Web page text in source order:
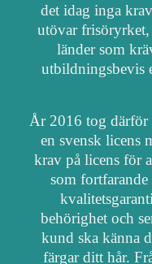
det idag inga
utövar
länder som
utbildningsbevis
År 2016 tog därför
en svensk licens
krav på licens för
som fortfarande
behörighet och
kund ska känna
färgar ditt hår.